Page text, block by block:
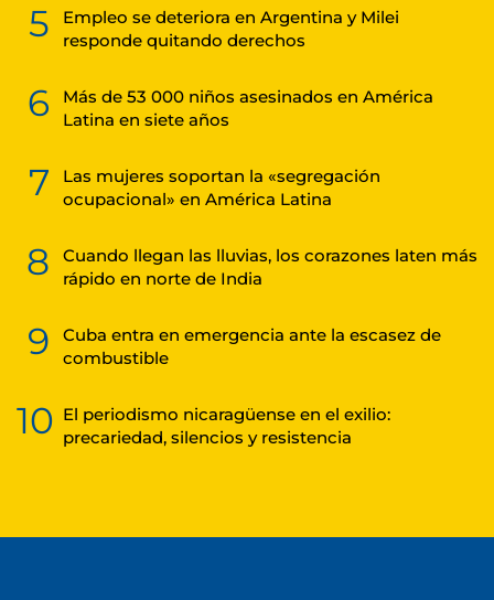
5
Empleo se deteriora en Argentina y Milei
responde quitando derechos
6
Más de 53 000 niños asesinados en América
Latina en siete años
7
Las mujeres soportan la «segregación
ocupacional» en América Latina
8
Cuando llegan las lluvias, los corazones laten más
rápido en norte de India
9
Cuba entra en emergencia ante la escasez de
combustible
10 El periodismo nicaragüense en el exilio:
precariedad, silencios y resistencia